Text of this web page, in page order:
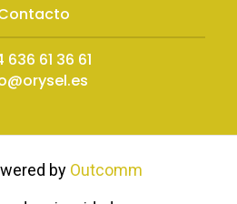
636 61 36 61
by Outcomm